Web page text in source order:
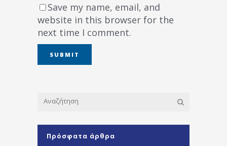
Save my name, email, and
website in this browser for the
next time I comment.
Πρόσφατα άρθρα